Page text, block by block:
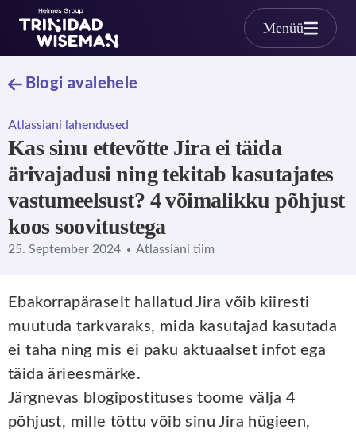
Skip to main content
Menüü
Blogi avalehele
Atlassiani lahendused
Kas sinu ettevõtte Jira ei täida
ärivajadusi ning tekitab kasutajates
vastumeelsust? 4 võimalikku põhjust
koos soovitustega
25. September 2024 Atlassiani tiim
Ebakorrapäraselt hallatud Jira võib kiiresti
muutuda tarkvaraks, mida kasutajad kasutada
ei taha ning mis ei paku aktuaalset infot ega
täida ärieesmärke.
Järgnevas blogipostituses toome välja 4
põhjust, mille tõttu võib sinu Jira hügieen,